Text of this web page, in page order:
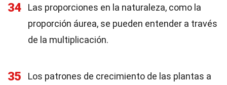
34
Las proporciones en la naturaleza, como la
proporción áurea, se pueden entender a través
de la multiplicación.
35
Los patrones de crecimiento de las plantas a